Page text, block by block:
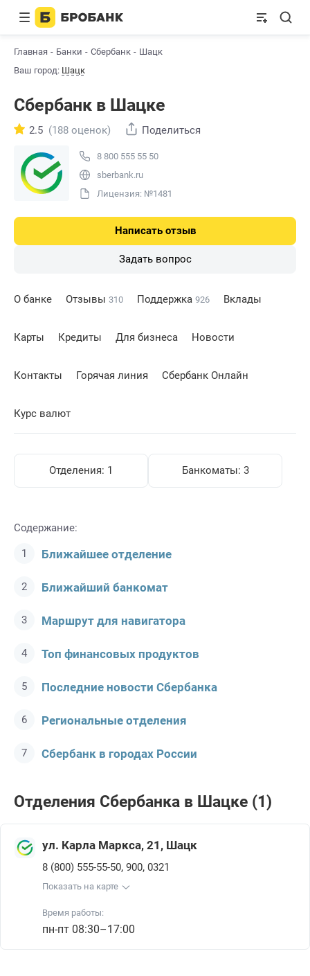
Главная Банки Сбербанк
Шацк
Ваш город: Шацк
Сбербанк в Шацке
8 800 555 55 50
sberbank.ru
Лицензия: №1481
2.5 (188 оценок) Поделиться
Написать отзыв
Задать вопрос
О банке Отзывы 310 Поддержка 926 Вклады
Карты Кредиты Для бизнеса Новости
Контакты Горячая линия Сбербанк Онлайн
Курс валют
Отделения: 1 Банкоматы: 3
Содержание:
Ближайшее отделение
Ближайший банкомат
Маршрут для навигатора
Топ финансовых продуктов
Последние новости Сбербанкa
Региональные отделения
Сбербанк в городах России
Отделения Сбербанкa в Шацке (1)
ул. Карла Маркса, 21, Шацк
8 (800) 555-55-50, 900, 0321
Показать на карте
Время работы:
пн-пт 08:30–17:00